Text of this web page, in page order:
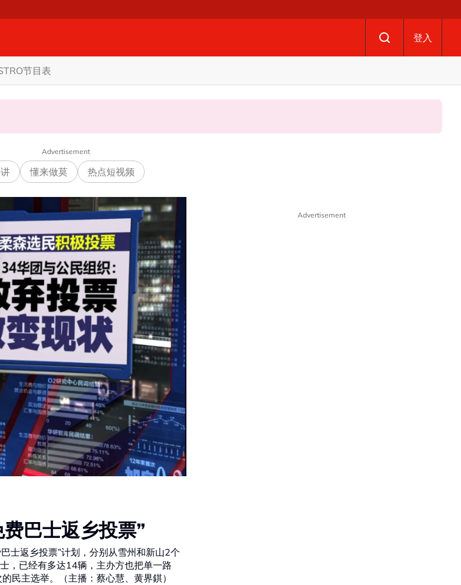
登入
节目表
Advertisement
懂来做莫 热点短视频
巴士返乡投票”
士返乡投票”计划，分别从雪州和新山2个
，已经有多达14辆，主办方也把单一路
民主选举。（主播：蔡心慧、黄界錤）
Advertisement